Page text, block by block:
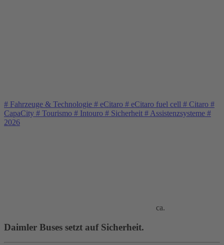
# Fahrzeuge & Technologie # eCitaro # eCitaro fuel cell # Citaro #
CapaCity # Tourismo # Intouro # Sicherheit # Assistenzsysteme #
2026
ca.
Daimler Buses setzt auf Sicherheit.